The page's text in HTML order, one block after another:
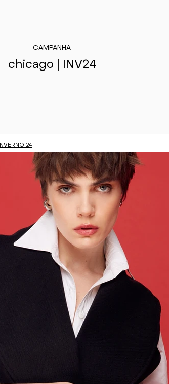
CAMPANHA
chicago | INV24
INVERNO 24